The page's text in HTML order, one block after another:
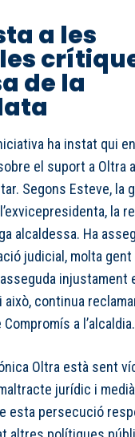
a les
de la
ha instat qui
el suport a Oltra
Segons Esteve, la
la
alcaldessa. Ha
judicial, molta
injustament
això, continua
Compromís a l’alcaldia.
Oltra està sent
jurídic i
esta persecució